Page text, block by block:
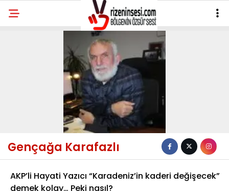
Gençağa Karafazlı
AKP’li Hayati Yazıcı “Karadeniz’in kaderi değişecek”
demek kolay… Peki nasıl?